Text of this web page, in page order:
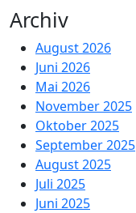
Archiv
August 2026
Juni 2026
Mai 2026
November 2025
Oktober 2025
September 2025
August 2025
Juli 2025
Juni 2025